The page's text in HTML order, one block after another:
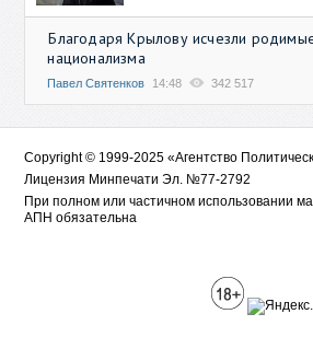
Благодаря Крылову исчезли
национализма
Павел Святенков 14:48 342 517
Copyright © 1999-2025 «Агентство
Лицензия Минпечати Эл. №77-2792
При полном или частичном использовании
АПН обязательна